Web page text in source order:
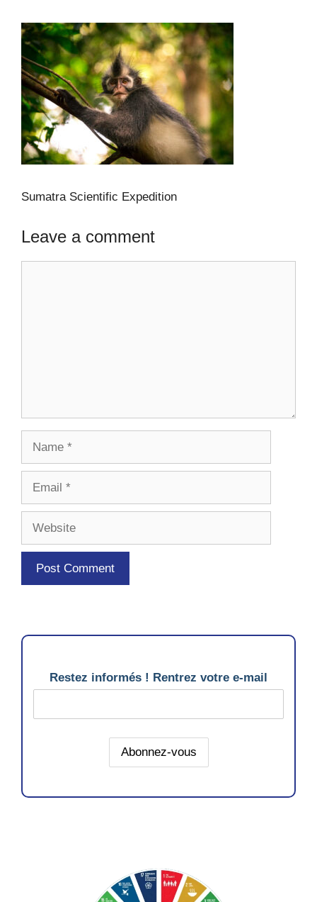
Sumatra Scientific Expedition
Leave a comment
Restez informés ! Rentrez votre e-mail